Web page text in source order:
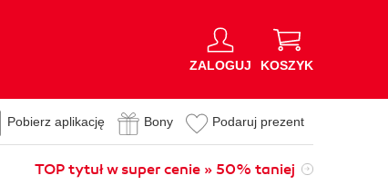
ZALOGUJ KOSZYK
Pobierz aplikację Bony Podaruj prezent
TOP tytuł w super cenie » 50% taniej